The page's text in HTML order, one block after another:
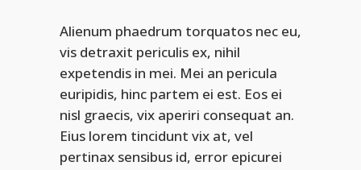
Alienum phaedrum torquatos nec eu,
vis detraxit periculis ex, nihil
expetendis in mei. Mei an pericula
euripidis, hinc partem ei est. Eos ei
nisl graecis, vix aperiri consequat an.
Eius lorem tincidunt vix at, vel
pertinax sensibus id, error epicurei